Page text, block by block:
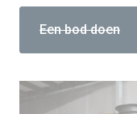
Een bod doen